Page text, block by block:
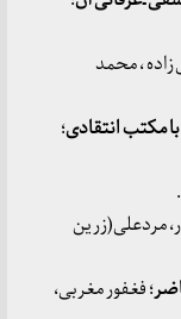
زاده ، محمد
مکتب انتقادی؛
مردعلی(زرین
؛ فغفور مغربی،